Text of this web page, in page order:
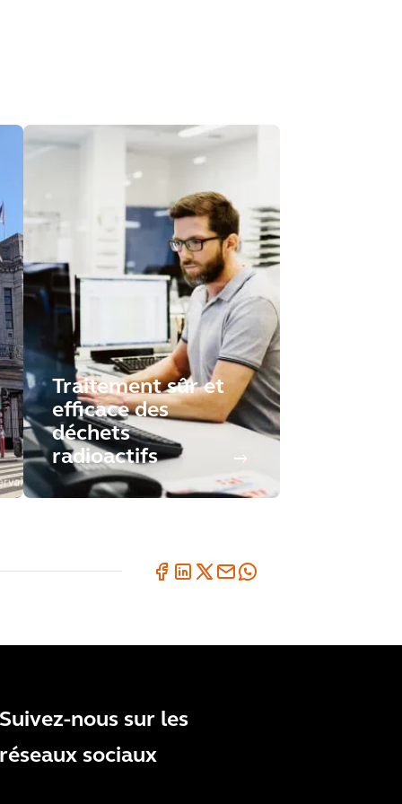
Traitement sûr et
efficace des
déchets
radioactifs
Suivez-nous sur les
réseaux sociaux